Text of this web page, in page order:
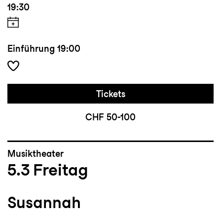
19:30
Einführung 19:00
Tickets
CHF 50-100
Musiktheater
5.3 Freitag
Susannah